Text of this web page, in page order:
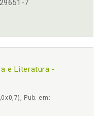
7
e Literatura -
Pub. em: